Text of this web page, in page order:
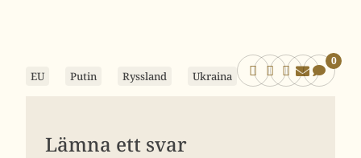
EU Putin Ryssland Ukraina
0
Lämna ett svar